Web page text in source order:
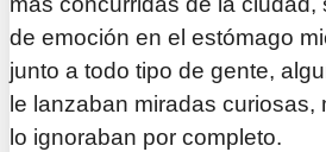
de emoción en el estómago
junto a todo tipo de gente,
le lanzaban miradas curiosas,
lo ignoraban por completo.